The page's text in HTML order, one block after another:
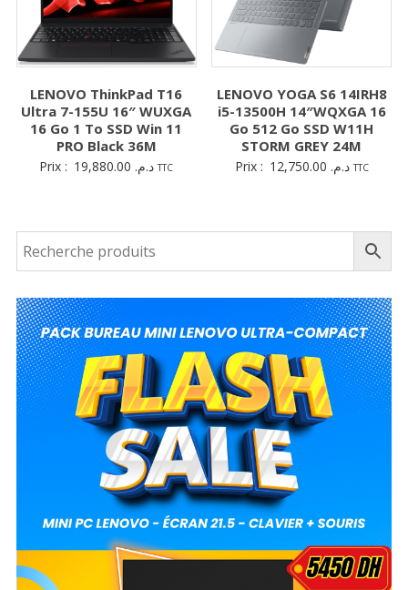
LENOVO ThinkPad T16
Ultra 7-155U 16″ WUXGA
16 Go 1 To SSD Win 11
PRO Black 36M
Prix : د.م. TTC
LENOVO YOGA S6 14IRH8
i5-13500H 14″WQXGA 16
Go 512 Go SSD W11H
STORM GREY 24M
Prix : د.م. TTC